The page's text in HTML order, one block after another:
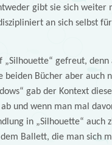
gibt sie sich weiter
an sich selbst
gefreut, denn
beiden Bücher aber auch
gab der Kontext
und wenn man mal
in „Silhouette“ auch
Ballett, die man sich